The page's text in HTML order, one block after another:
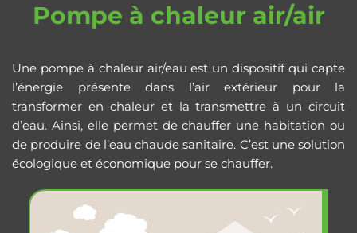
Pompe à chaleur air/air
Une pompe à chaleur air/eau est un dispositif qui capte
l’énergie présente dans l’air extérieur pour la
transformer en chaleur et la transmettre à un circuit
d’eau. Ainsi, elle permet de chauffer une habitation ou
de produire de l’eau chaude sanitaire. C’est une solution
écologique et économique pour se chauffer.